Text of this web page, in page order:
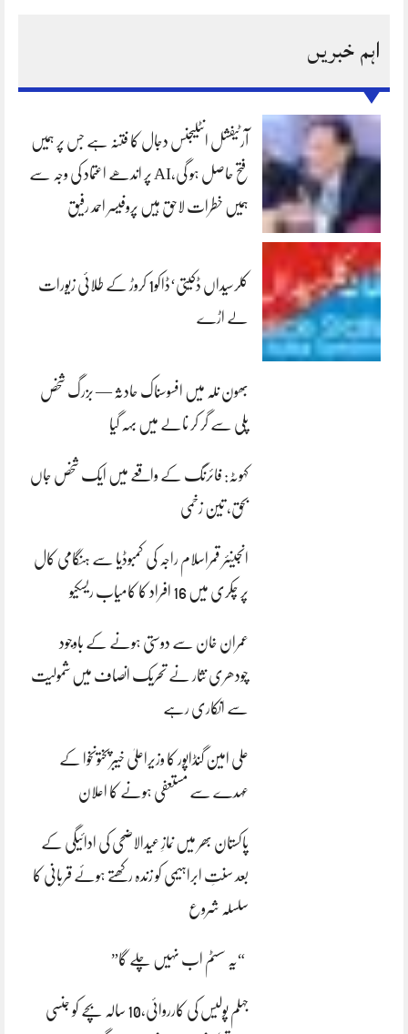
اہم خبریں
آرٹیفشل انٹلیجنس دجال کا فتنہ ہے جس پر ہمیں
فتح حاصل ہو گی،AI پر اندھے اعتماد کی وجہ سے
ہمیں خطرات لاحق ہیں پروفیسر احمد رفیق
کلرسیداں ڈکیتی‘ڈاکو1 کروڑ کے طلائی زیورات
لے اڑے
بھون نلہ میں افسوسناک حادثہ — بزرگ شخص
پلی سے گر کر نالے میں بہہ گیا
کہوٹہ: فائرنگ کے واقعے میں ایک شخص جاں
بحق، تین زخمی
انجینئر قمراسلام راجہ کی کمبوڈیا سے ہنگامی کال
پر چکری میں 16 افراد کا کامیاب ریسکیو
عمران خان سے دوستی ہونے کے باوجود
چودھری نثار نے تحریک انصاف میں شمولیت
سے انکاری رہے
علی امین گنڈاپور کا وزیراعلیٰ خیبرپختونخوا کے
عہدے سے مستعفی ہونے کا اعلان
پاکستان بھر میں نمازِ عیدالاضحی کی ادائیگی کے
بعد سنتِ ابراہیمی کو زندہ رکھتے ہوئے قربانی کا
سلسلہ شروع
“یہ سسٹم اب نہیں چلے گا”
جہلم پولیس کی کارروائی،10 سالہ بچے کو جنسی